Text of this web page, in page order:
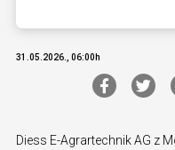
31.05.2026., 06:00h
Diess E-Agrartechnik AG z